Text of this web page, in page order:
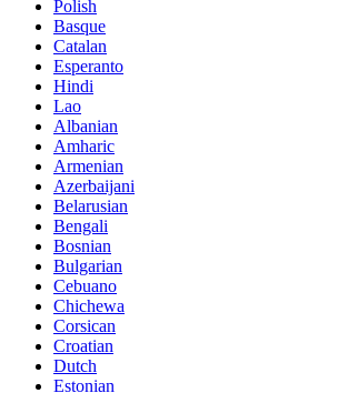
Polish
Basque
Catalan
Esperanto
Hindi
Lao
Albanian
Amharic
Armenian
Azerbaijani
Belarusian
Bengali
Bosnian
Bulgarian
Cebuano
Chichewa
Corsican
Croatian
Dutch
Estonian